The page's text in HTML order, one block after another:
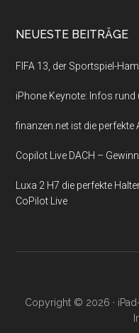
NEUESTE BEITRÄGE
FIFA 13, der Sportspiel-
iPhone Keynote: Infos rund
finanzen.net ist die
Copilot Live DACH –
Luxa 2 H7 die perfekte
CoPilot Live
Copyright © 2026 ·